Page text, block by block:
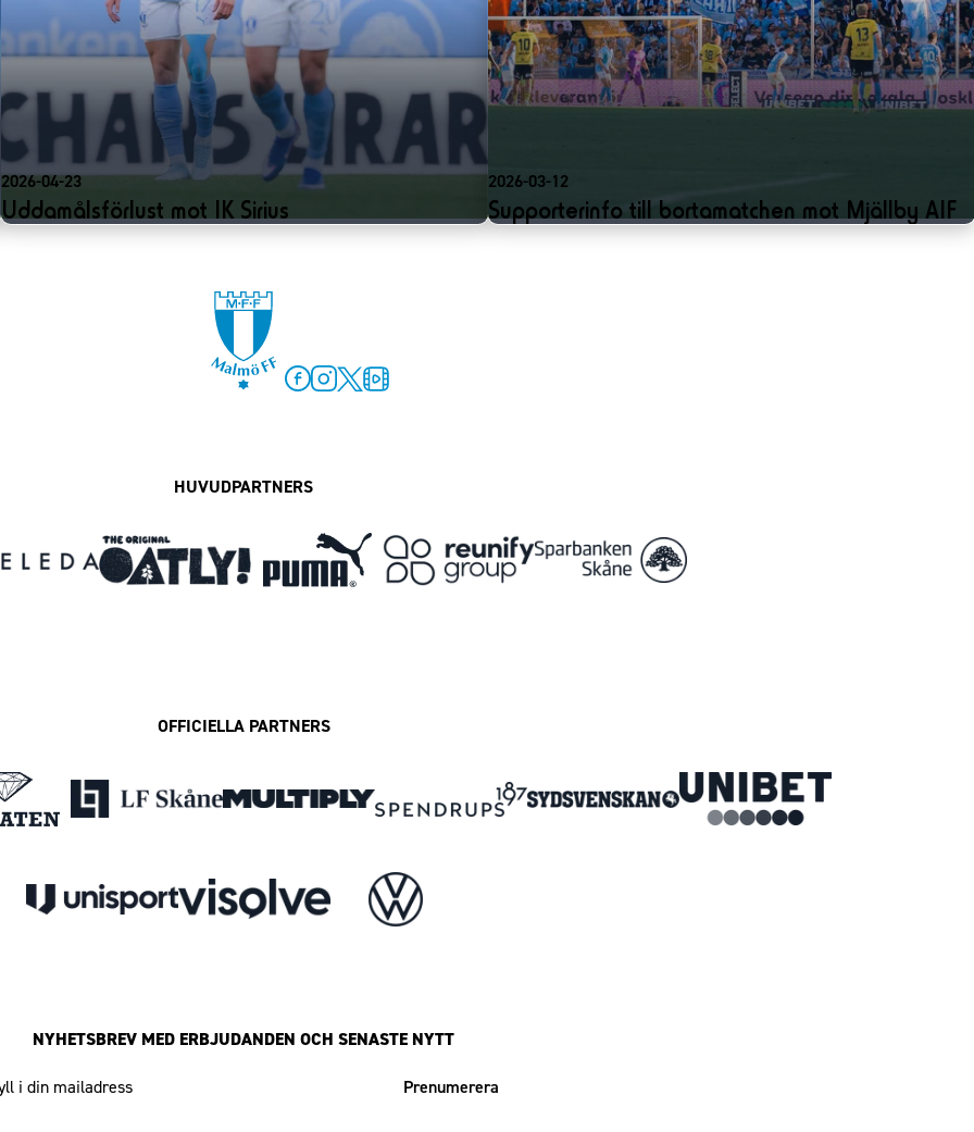
2026-04-23
Uddamålsförlust mot IK Sirius
2026-03-12
Supporterinfo till bortamatchen mot Mjällby AIF
HUVUDPARTNERS
OFFICIELLA PARTNERS
NYHETSBREV MED ERBJUDANDEN OCH SENASTE NYTT